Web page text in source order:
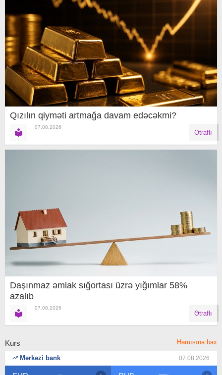
Qızılın qiyməti artmağa davam edəcəkmi?
07.08.2026
Ətraflı
Daşınmaz əmlak sığortası üzrə yığımlar 58%
azalıb
07.08.2026
Ətraflı
Kurs Hamısına bax
Mərkəzi bank 07.08.2026